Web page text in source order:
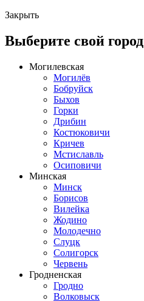
Закрыть
Выберите свой город
Могилевская
Могилёв
Бобруйск
Быхов
Горки
Дрибин
Костюковичи
Кричев
Мстиславль
Осиповичи
Минская
Минск
Борисов
Вилейка
Жодино
Молодечно
Слуцк
Солигорск
Червень
Гродненская
Гродно
Волковыск